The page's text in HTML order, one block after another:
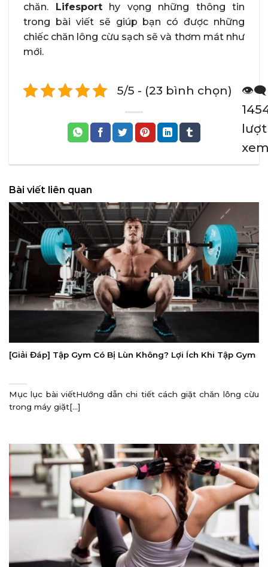
chăn. Lifesporthy vọng những thông tin
trong bài viết sẽ giúp bạn có được những
chiếc chăn lông cừu sạch sẽ và thơm mát như
mới.
5/5 - (23 bình chọn)
👁️‍🗨️
lượt
Bài viết liên quan
[Giải Đáp] Tập Gym Có Bị Lùn Không? Lợi Ích Khi Tập Gym
Mục lục bài viếtHướng dẫn chi tiết cách giặt chăn lông cừu
trong máy giặt[...]